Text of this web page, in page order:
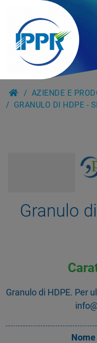
AZIENDE E
GRANULO DI HDPE -
Granulo
Granulo di HDPE. Per